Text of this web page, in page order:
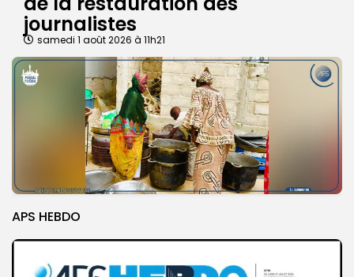
journalistes
samedi 1 août 2026 à 11h21
APS HEBDO